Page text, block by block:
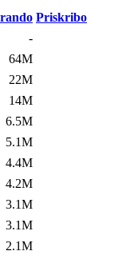
Priskribo
-
64M
22M
14M
6.5M
5.1M
4.4M
4.2M
3.1M
3.1M
2.1M